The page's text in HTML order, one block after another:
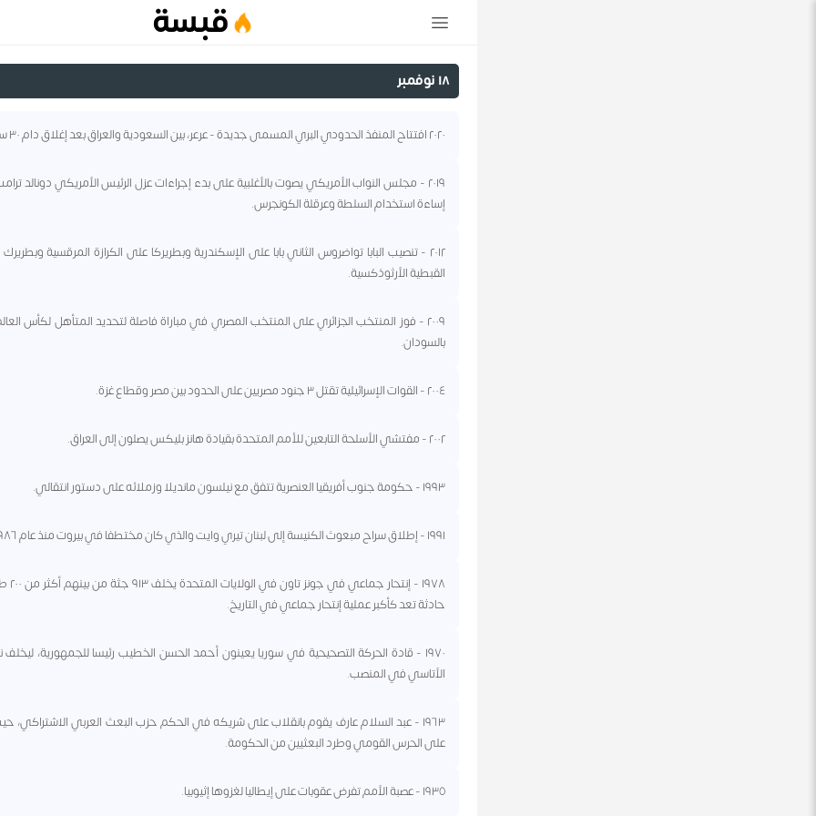
قبسة
١٨ نوفمبر
٢٠٢٠ افتتاح المنفذ الحدودي البري المسمى جديدة - عرعر، بين السعودية والعراق بعد إغلاق دام ٣٠ سنة.
٢٠١٩ - مجلس النواب الأمريكي يصوت بالأغلبية على بدء إجراءات عزل الرئيس الأمريكي دونالد
إساءة استخدام السلطة وعرقلة الكونجرس.
٢٠١٢ - تنصيب البابا تواضروس الثاني بابا على الإسكندرية وبطريركا على الكرازة المرقسية
القبطية الأرثوذكسية.
٢٠٠٩ - فوز المنتخب الجزائري على المنتخب المصري في مباراة فاصلة لتحديد المتأهل لكأس
بالسودان.
٢٠٠٤ - القوات الإسرائيلية تقتل ٣ جنود مصريين على الحدود بين مصر وقطاع غزة.
٢٠٠٢ - مفتشي الأسلحة التابعين للأمم المتحدة بقيادة هانز بليكس يصلون إلى العراق.
١٩٩٣ - حكومة جنوب أفريقيا العنصرية تتفق مع نيلسون مانديلا وزملائه على دستور انتقالي.
١٩٩١ - إطلاق سراح مبعوث الكنيسة إلى لبنان تيري وايت والذي كان مختطفا في بيروت منذ عام ١٩٨٦.
١٩٧٨ -
حادثة تعد كأكبر عملية إنتحار جماعي في التاريخ.
١٩٧٠ - قادة الحركة التصحيحية في سوريا يعينون أحمد الحسن الخطيب رئيسا للجمهورية، ليخلف
الأتاسي في المنصب.
١٩٦٣ - عبد السلام عارف يقوم بانقلاب على شريكه في الحكم حزب البعث العربي
على الحرس القومي وطرد البعثيين من الحكومة.
١٩٣٥ - عصبة الأمم تفرض عقوبات على إيطاليا لغزوها إثيوبيا.